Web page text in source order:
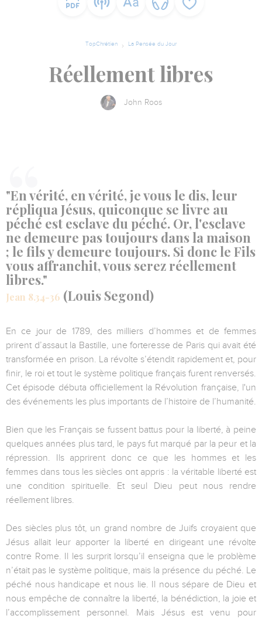
TopChrétien La Pensée du Jour
Réellement libres
John Roos
"En vérité, en vérité, je vous le dis, leur
répliqua Jésus, quiconque se livre au
péché est esclave du péché. Or, l'esclave
ne demeure pas toujours dans la maison
; le fils y demeure toujours. Si donc le Fils
vous affranchit, vous serez réellement
libres."
Jean 8.34-36 (Louis Segond)
En ce jour de 1789, des milliers d’hommes et de femmes
prirent d’assaut la Bastille, une forteresse de Paris qui avait été
transformée en prison. La révolte s’étendit rapidement et, pour
finir, le roi et tout le système politique français furent renversés.
Cet épisode débuta officiellement la Révolution française, l'un
des événements les plus importants de l’histoire de l’humanité.
Bien que les Français se fussent battus pour la liberté, à peine
quelques années plus tard, le pays fut marqué par la peur et la
répression. Ils apprirent donc ce que les hommes et les
femmes dans tous les siècles ont appris : la véritable liberté est
une condition spirituelle. Et seul Dieu peut nous rendre
réellement libres.
Des siècles plus tôt, un grand nombre de Juifs croyaient que
Jésus allait leur apporter la liberté en dirigeant une révolte
contre Rome. Il les surprit lorsqu’il enseigna que le problème
n’était pas le système politique, mais la présence du péché. Le
péché nous handicape et nous lie. Il nous sépare de Dieu et
nous empêche de connaître la liberté, la bénédiction, la joie et
l’accomplissement personnel. Mais Jésus est venu pour